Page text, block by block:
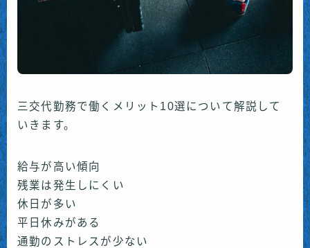
三交代勤務で働くメリット10選について解説して
いきます。
給与が高い傾向
残業は発生しにくい
休日が多い
平日休みがある
通勤のストレスが少ない